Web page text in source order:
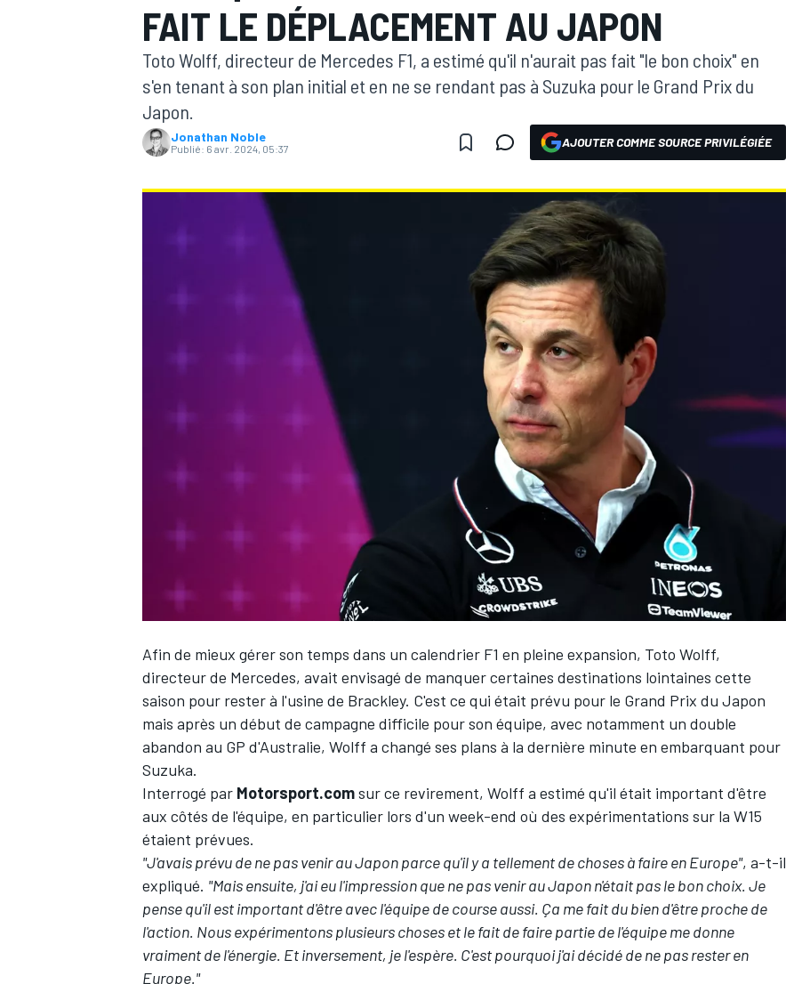
MOTOGP
WEC
FAIT LE DÉPLACEMENT AU JAPON
Toto Wolff, directeur de Mercedes F1, a estimé qu'il n'aurait pas fait "le bon choix" en
s'en tenant à son plan initial et en ne se rendant pas à Suzuka pour le Grand Prix du
Japon.
Jonathan Noble
Publié: 6 avr. 2024, 05:37 AJOUTER COMME SOURCE PRIVILÉGIÉE
Afin de mieux gérer son temps dans un calendrier F1 en pleine expansion, Toto Wolff,
directeur de Mercedes, avait envisagé de manquer certaines destinations lointaines cette
saison pour rester à l'usine de Brackley. C'est ce qui était prévu pour le Grand Prix du Japon
mais après un début de campagne difficile pour son équipe, avec notamment un double
abandon au GP d'Australie, Wolff a changé ses plans à la dernière minute en embarquant pour
Suzuka.
Interrogé par Motorsport.comsur ce revirement, Wolff a estimé qu'il était important d'être
aux côtés de l'équipe, en particulier lors d'un week-end où des expérimentations sur la W15
étaient prévues.
"J'avais prévu de ne pas venir au Japon parce qu'il y a tellement de choses à faire en Europe", a-t-il
expliqué. "Mais ensuite, j'ai eu l'impression que ne pas venir au Japon n'était pas le bon choix. Je
pense qu'il est important d'être avec l'équipe de course aussi. Ça me fait du bien d'être proche de
l'action. Nous expérimentons plusieurs choses et le fait de faire partie de l'équipe me donne
vraiment de l'énergie. Et inversement, je l'espère. C'est pourquoi j'ai décidé de ne pas rester en
Europe."